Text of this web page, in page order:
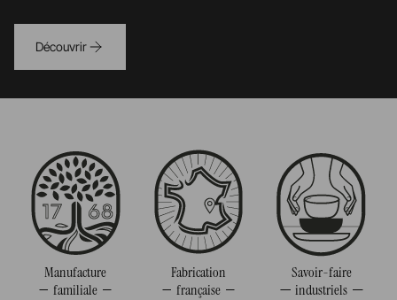
Découvrir
Manufacture
familiale
Fabrication
française
Savoir-faire
industriels